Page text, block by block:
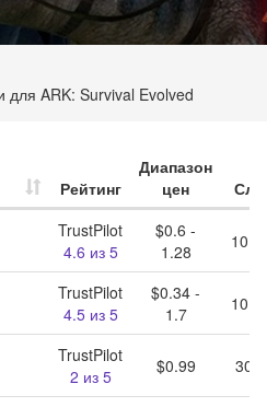
для ARK: Survival Evolved
Рейтинг
Диапазон
цен
TrustPilot
4.6 из 5
$0.6 -
1.28
10 -
TrustPilot
4.5 из 5
$0.34 -
1.7
10 -
TrustPilot
2 из 5
$0.99 30 -